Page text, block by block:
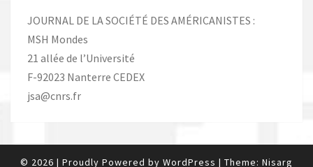
JOURNAL DE LA SOCIÉTÉ DES AMÉRICANISTES :
MSH Mondes
21 allée de l’Université
F-92023 Nanterre CEDEX
jsa@cnrs.fr
© 2026 | Proudly Powered by WordPress | Theme: Nisarg